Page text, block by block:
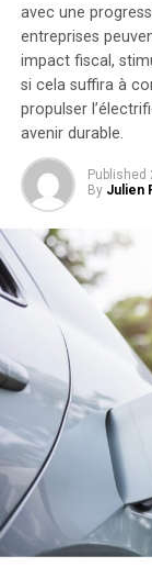
Intelligent
Le Solarbank 2
écosystème
compatibilité
les prises
énergétiques
d’étendre cette
Durabilité
Anker SOLIX
Solarbank 2
cycles de
estimée
garantie
avec une
entreprises
impact fiscal,
si cela suffira à
propulser
avenir durable.
Published
By Julien